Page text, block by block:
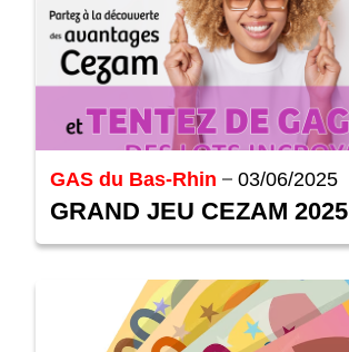
GAS du Bas-Rhin 03/06/2025
GRAND JEU CEZAM 2025